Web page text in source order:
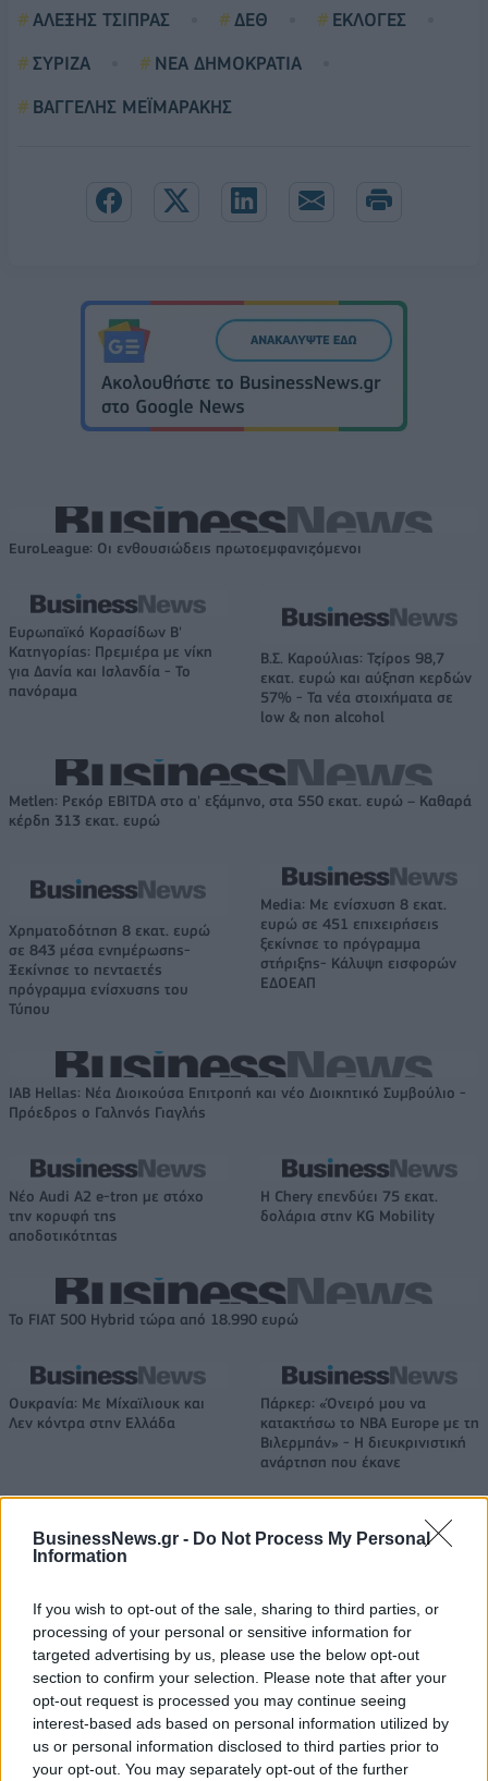
BusinessNews.gr - Do Not Process My Personal
Information
If you wish to opt-out of the sale, sharing to third parties, or
processing of your personal or sensitive information for
targeted advertising by us, please use the below opt-out
section to confirm your selection. Please note that after your
opt-out request is processed you may continue seeing
interest-based ads based on personal information utilized by
us or personal information disclosed to third parties prior to
your opt-out. You may separately opt-out of the further
ΑΛΕΞΗΣ ΤΣΙΠΡΑΣ ΔΕΘ
ΕΚΛΟΓΕΣ
ΣΥΡΙΖΑ
ΝΕΑ ΔΗΜΟΚΡΑΤΙΑ
ΒΑΓΓΕΛΗΣ ΜΕΪΜΑΡΑΚΗΣ
EuroLeague: Οι ενθουσιώδεις πρωτοεμφανιζόμενοι
Ευρωπαϊκό Κορασίδων Β'
Κατηγορίας: Πρεμιέρα με νίκη
για Δανία και Ισλανδία - Το
πανόραμα
Β.Σ. Καρούλιας: Τζίρος 98,7
εκατ. ευρώ και αύξηση κερδών
57% - Τα νέα στοιχήματα σε
low & non alcohol
Metlen: Ρεκόρ EBITDA στο α' εξάμηνο, στα 550 εκατ. ευρώ – Καθαρά
κέρδη 313 εκατ. ευρώ
Χρηματοδότηση 8 εκατ. ευρώ
σε 843 μέσα ενημέρωσης-
Ξεκίνησε το πενταετές
πρόγραμμα ενίσχυσης του
Τύπου
Media: Με ενίσχυση 8 εκατ.
ευρώ σε 451 επιχειρήσεις
ξεκίνησε το πρόγραμμα
στήριξης- Κάλυψη εισφορών
ΕΔΟΕΑΠ
IAB Hellas: Νέα Διοικούσα Επιτροπή και νέο Διοικητικό Συμβούλιο -
Πρόεδρος ο Γαληνός Γιαγλής
Νέο Audi A2 e-tron με στόχο
την κορυφή της
αποδοτικότητας
Η Chery επενδύει 75 εκατ.
δολάρια στην KG Mobility
Το FIAT 500 Hybrid τώρα από 18.990 ευρώ
Ουκρανία: Με Μίχαϊλιουκ και
Λεν κόντρα στην Ελλάδα
Πάρκερ: «Όνειρό μου να
κατακτήσω το ΝΒΑ Europe με τη
Βιλερμπάν» - Η διευκρινιστική
ανάρτηση που έκανε
HELLENiQ ENERGY: Κέρδη 393 εκατ. ευρώ στο α' εξάμηνο – Στα 734
εκατ. ευρώ τα EBITDA
Viohalco: Αυξημένος κατά 14%
ο τζίρος στο α' εξάμηνο, στα 4,3
δισ. ευρώ – Στα 446 εκατ. ευρώ
τα EBITDA
ΥΠΕΘΟΟ: Νέες επενδύσεις 1
δισ. ευρώ ως το 2028 για την
Ενέργεια